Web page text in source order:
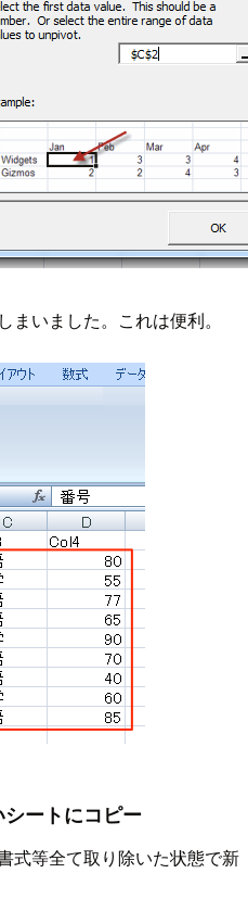
いました。これは便利。
ートにコピー
式等全て取り除いた状態で新